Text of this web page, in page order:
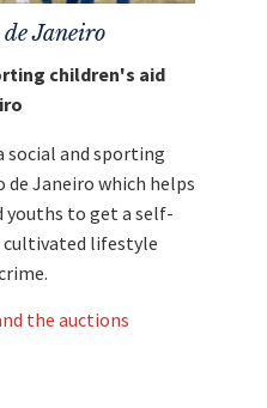
Janeiro
children's aid
social and sporting
de Janeiro which helps
youths to get a self-
cultivated lifestyle
the auctions